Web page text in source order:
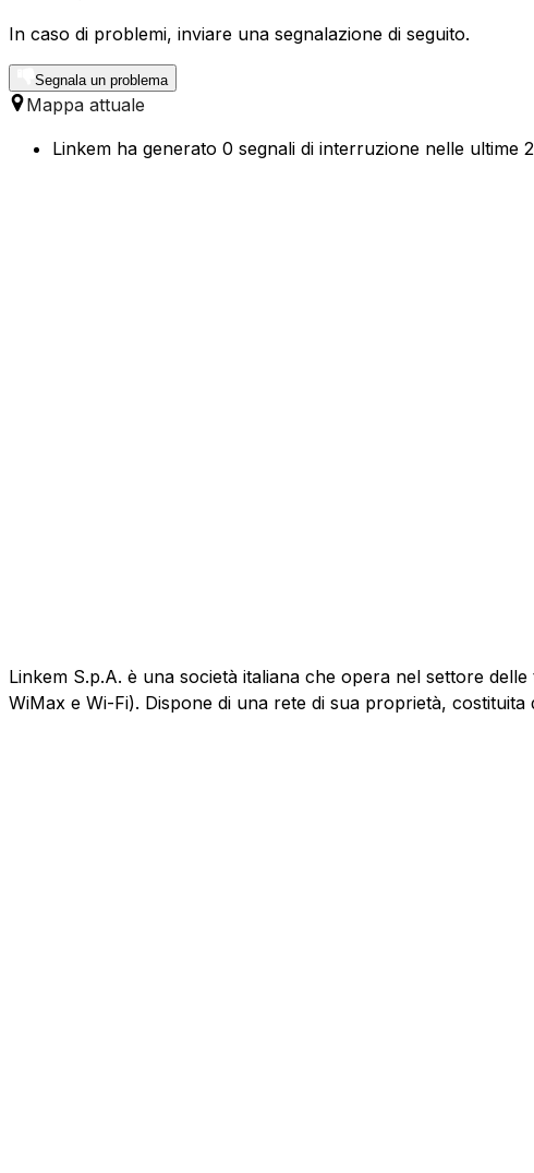
In caso di problemi, inviare una segnalazione di seguito.
Segnala un problema
Mappa attuale
Linkem ha generato 0 segnali di interruzione nelle
Linkem S.p.A. è una società italiana che opera nel settore
WiMax e Wi-Fi). Dispone di una rete di sua proprietà,